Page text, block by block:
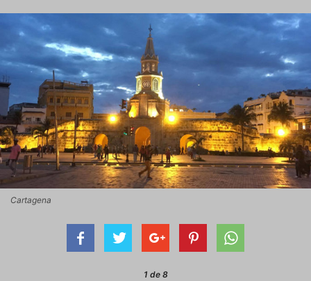
Cartagena
1 de 8